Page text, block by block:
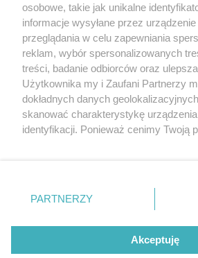
Partnerzy
Praca Szczecin
© 2026
Created by GOD
osobowe, takie jak unikalne
informacje wysyłane przez
przeglądania w celu zapewniania
reklam, wybór spersonalizowanych
treści, badanie odbiorców oraz
Użytkownika my i Zaufani Partnerzy
dokładnych danych
skanować charakterystykę
identyfikacji. Ponieważ cenimy Twoją
prywatności znajdujący się w lewym
. Niektóre rodzaje przetwarzania
takiemu przetwarzaniu. Preferencje
zastosowania tylko na tej witrynie.
PARTNERZY
Akceptuję